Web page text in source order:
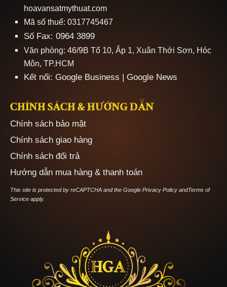
hoavansatmythuat.com
Mã số thuế: 0317745467
Số Fax: 0964 3899
Văn phòng: 46/9B Tổ 10, Ấp 1, Xuân Thới Sơn, Hóc
Môn, TP.HCM
Kết nối: Google Business Google News
CHÍNH SÁCH & HƯỚNG DẪN
Chính sách bảo mật
Chính sách giao hàng
Chính sách đổi trả
Hướng dẫn mua hàng & thanh toán
This site is protected by reCAPTCHA and the Google Privacy PolicyandTerms of
Serviceapply.